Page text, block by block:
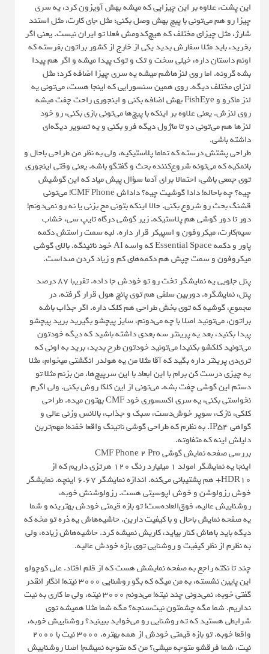
این پشت، علاوه بر این چیزایی که میشه بهش آویزون کرد، یه سری
چیزا رو هم می‌تونی با پیچ بهش وصل بکنی؛ مثل جای کارت، مثل استند
شارژ، مثل چیزای مختلف که هیچ‌کدومش فعلا تو ایران نیست. یعنی اگر
بخرید، باید مثلا سفارش بدید یکی از خارج از کشور براتون بفرسته که
اونم داستان داره، خیلی سخت و تک و توک پیدا میشه و اگر هم پیدا
بشه گرونه. اما روی لنزهاشم میشه یه سری چیزا اضافه کرد؛ مثل
لنزای مختلف دیگه. روی همین سنسورایی که اینجا هست، می‌تونی یه
لنز ماکرو و FishEye بهش اضافه بکنی و اینجوری راحت چفت میشه
روی لنزش. یعنی علاوه بر اینکه با پیچ‌ها می‌تونی بازی بکنی، رو خود
لنزها هم می‌تونی دو تا ماژول دیگه فرو بکنی و یه تصویر دیگه‌ای
داشته باشی.
طراحی پشتش درسته که تماما پلاستیکیه، ولی به نظر من طراحی باحال و
بانمکیه که می‌تونه شروع‌کننده بحث و گفتگو باشه. یعنی وقتی اینجوری
توی جمعی باشی، احتمالا برای آدما سؤال پیش میاد که این گوشیش
چیه؟ چه باحاله! دادا گوشیت چیه؟ داداش CMF Phone! می‌تونی
قشنگ بحث رو شروع بکنی. حالا اینکه بتونی مخ بزنی یا نه رو نمی‌دونم!
دور تا دور گوشی هم پلاستیکه. زیر گوشی درگاه تایپ سی، خشاب
سیم‌کارت، میکروفون و اسپیکر قرار داره. لبه سمت راستش دکمه
پاور و دکمه Essential Space که واسه AI خود ناتینگه. بالای گوشی
میکروفون و سمت چپش هم دکمه‌های کم و زیاد کردن صداست.
پنل جلویی یه نمایشگر تخت رو تو خودش جا داده. تقریبا ۸۷ درصد
پنل، نمایشگره. دوربین سلفی هم توی پانچ هول قرار گرفته. در
مجموع، گوشیه که توی بخش طراحی هم کلک داره. اگر جذاب باشه
براتون، می‌تونید اصلا با چه می‌دونم، سایز پیچشو بگیرید برید پیچشو
پیدا بکنید، بعد یه پرینتر سه بعدی داشته باشید که دیگه خودتون
می‌تونید کلکشو بکنید! می‌تونید خودتون طرح بدید، برید به اونی که
تری‌دی پرینتر داره بگید که آقا مثلا من یه هولدر انگشتی میخوام، مثلا
یه چیزی درست کن برام با این ابعاد با این سرپیچ‌ها، من بزنم مثلا تو
دستم این گوشی چفت بشه. می‌تونی از این کلکا روش بکنی. ولی اگرم
نخواستی بکنی، یه سری اکسسوری خود CMF بهتون میده. طراحی
کلکی، نازک، سوپر خوش‌دست، سبک و جذاب، بالانس وزنی عالی و
گواهی IP54. به نظرم که طراحی گوشی ناتینگ واقعا خفنه! مهم‌ترین
دلیلش اینه که متفاوته.
بررسی صفحه نمایش گوشی CMF Phone 2 Pro
اینجا یه نمایشگر امولد ۱ میلیارد رنگ ۱۲۰ هرتزی داریم که از
HDR10+ هم پشتیبانی می‌کنه. اندازه نمایشگر ۶.۶۷ اینچه. نمایشگر
خوش رزولوشن و خوش اپوسیتی هست. رزولوشنش خوبه،
روشناییش عالیه، فوق‌العاده‌ست! تو بازه قیمتی خودش بهترینه و شما
یه صفحه نمایش باحال و با کیفیت دارین. حاشیه‌هاش یه ذره تو مخه که
دیگه باید باهاش کنار بیاید، کاریش نمیشه کرد. حاشیه‌هاش زیاده، ولی
به نظرم از نظر کیفیت و روشنایی توی بازه خودش عالیه.
چند تا نکته راجع به صفحه نمایشش هست که از قلم افتاد. علی کوچولو
این پایین نشسته، به من میگه که بگو روشنایی ۳۰۰۰ نیته! انگار انقدر
گفتی خوبه، نمی‌دونی چند نیته! می‌دونم ۳۰۰۰ نیته، ولی ما کاری به نیت
نداریم. شما مگه چشمتون نیت‌سنجه؟ مگه شما مثلا همیشه توی
شرایطی هستید که ته روشنایی رو می‌خواید ببینید؟ روشناییش خوبه،
واقعا خوبه. تو بازه قیمتی خودش از همه بهتره. ۳۰۰۰ نیت با ۲۰۰۰
نیت، شما فرقشو متوجه میشی؟ من که متوجه نمیشم! اصلا روشناییش